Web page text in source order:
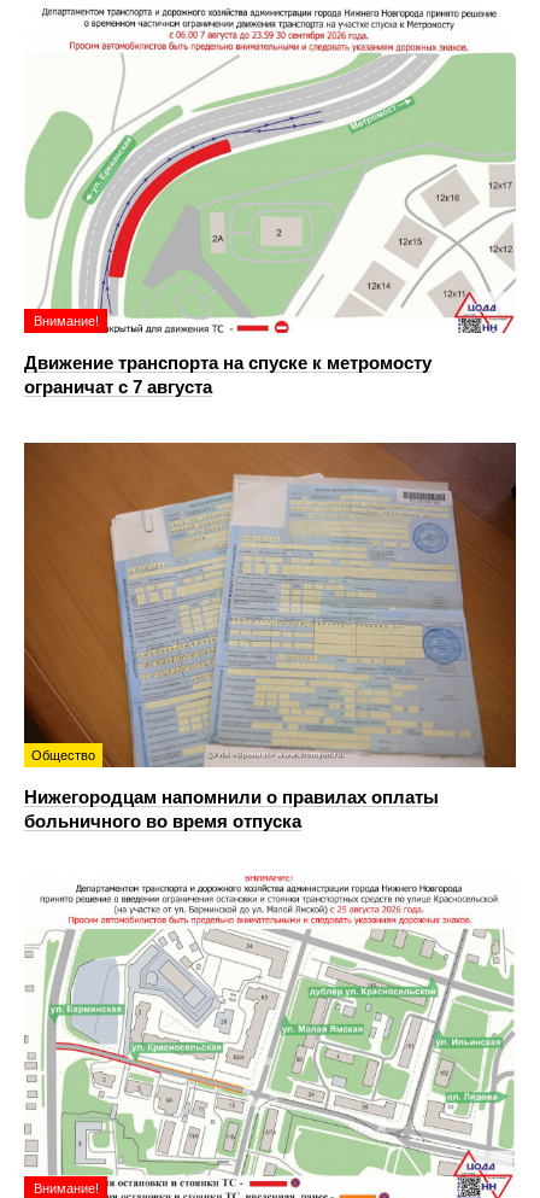
Внимание!
Движение транспорта на спуске к метромосту
ограничат с 7 августа
Общество
Нижегородцам напомнили о правилах оплаты
больничного во время отпуска
Внимание!